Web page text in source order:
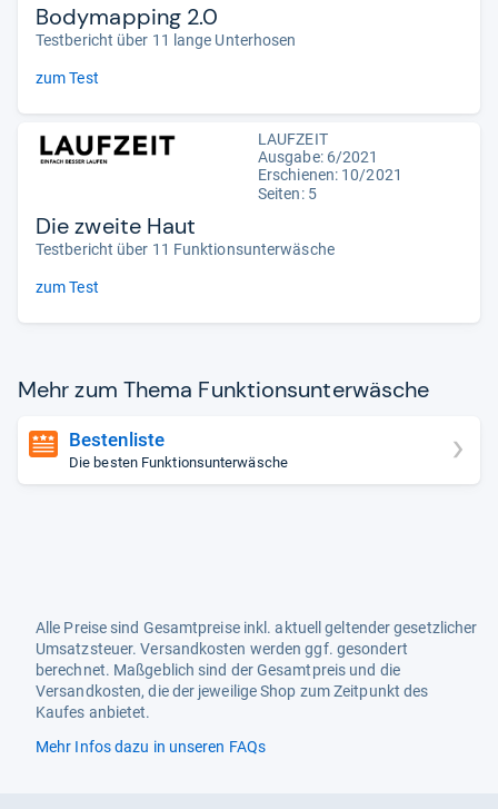
Bodymapping 2.0
Testbericht über 11 lange Unterhosen
zum Test
LAUFZEIT
Ausgabe: 6/2021
Erschienen: 10/2021
Seiten: 5
Die zweite Haut
Testbericht über 11 Funktionsunterwäsche
zum Test
Mehr zum Thema Funk­ti­ons­un­ter­wä­sche
Bestenliste
Die besten Funktionsunterwäsche
Alle Preise sind Gesamtpreise inkl. aktuell geltender gesetzlicher
Umsatzsteuer. Versandkosten werden ggf. gesondert
berechnet. Maßgeblich sind der Gesamtpreis und die
Versandkosten, die der jeweilige Shop zum Zeitpunkt des
Kaufes anbietet.
Mehr Infos dazu in unseren FAQs